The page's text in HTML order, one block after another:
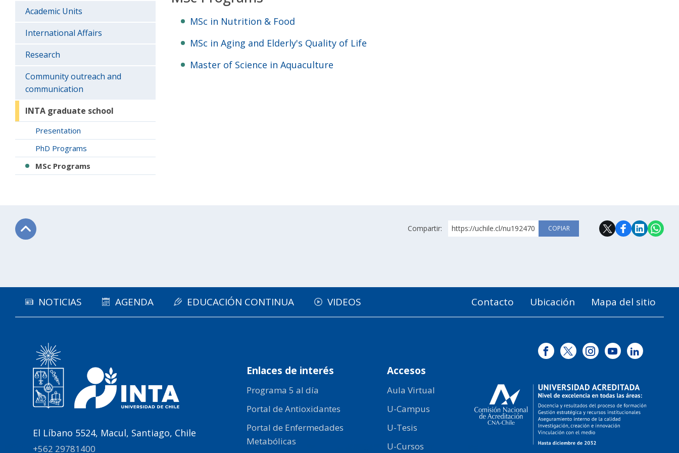
Academic Units
International Affairs
Research
Community outreach and
communication
INTA graduate school
Presentation
PhD Programs
MSc Programs
MSc in Nutrition & Food
MSc in Aging and Elderly's Quality of Life
Master of Science in Aquaculture
Compartir: https://uchile.cl/nu192470 COPIAR
NOTICIAS AGENDA EDUCACIÓN CONTINUA VIDEOS Contacto Ubicación Mapa del sitio
El Líbano 5524, Macul, Santiago, Chile
+562 29781400
Enlaces de interés
Programa 5 al día
Portal de Antioxidantes
Portal de Enfermedades
Metabólicas
Accesos
Aula Virtual
U-Campus
U-Tesis
U-Cursos